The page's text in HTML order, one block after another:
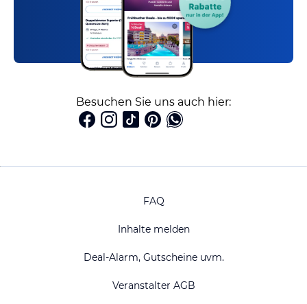
Besuchen Sie uns auch hier:
FAQ
Inhalte melden
Deal-Alarm, Gutscheine uvm.
Veranstalter AGB